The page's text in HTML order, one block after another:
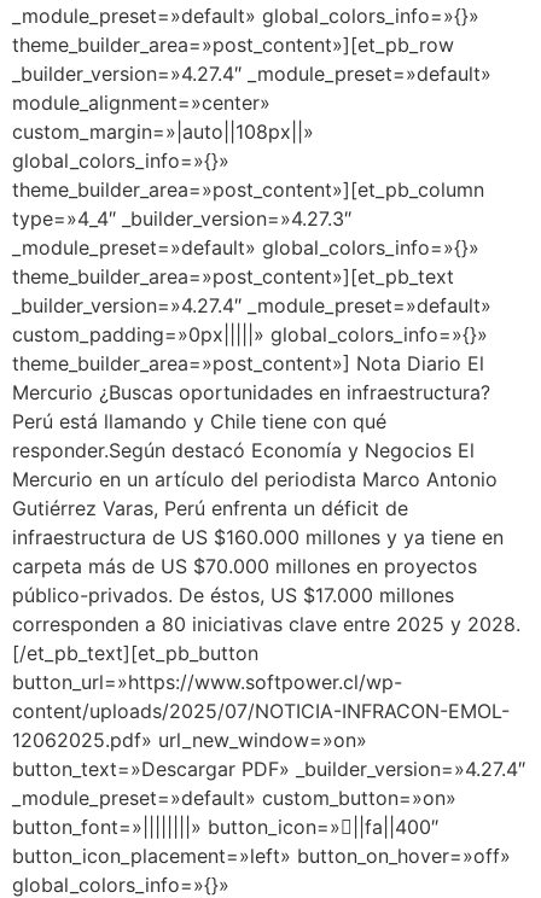
_module_preset=»default» global_colors_info=»{}»
theme_builder_area=»post_content»][et_pb_row
_builder_version=»4.27.4″ _module_preset=»default»
module_alignment=»center»
custom_margin=»|auto||108px||»
global_colors_info=»{}»
theme_builder_area=»post_content»][et_pb_column
type=»4_4″ _builder_version=»4.27.3″
_module_preset=»default» global_colors_info=»{}»
theme_builder_area=»post_content»][et_pb_text
_builder_version=»4.27.4″ _module_preset=»default»
custom_padding=»0px|||||» global_colors_info=»{}»
theme_builder_area=»post_content»] Nota Diario El
Mercurio ¿Buscas oportunidades en infraestructura?
Perú está llamando y Chile tiene con qué
responder.Según destacó Economía y Negocios El
Mercurio en un artículo del periodista Marco Antonio
Gutiérrez Varas, Perú enfrenta un déficit de
infraestructura de US $160.000 millones y ya tiene en
carpeta más de US $70.000 millones en proyectos
público-privados. De éstos, US $17.000 millones
corresponden a 80 iniciativas clave entre 2025 y 2028.
[/et_pb_text][et_pb_button
button_url=»https://www.softpower.cl/wp-
content/uploads/2025/07/NOTICIA-INFRACON-EMOL-
12062025.pdf» url_new_window=»on»
button_text=»Descargar PDF» _builder_version=»4.27.4″
_module_preset=»default» custom_button=»on»
button_font=»||||||||» button_icon=»||fa||400″
button_icon_placement=»left» button_on_hover=»off»
global_colors_info=»{}»